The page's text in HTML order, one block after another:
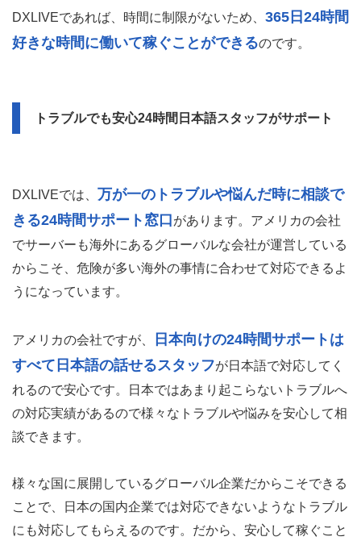
DXLIVEであれば、時間に制限がないため、 365日24時間
好きな時間に働いて稼ぐことができるのです。
トラブルでも安心24時間日本語スタッフがサポート
DXLIVEでは、 万が一のトラブルや悩んだ時に相談で
きる24時間サポート窓口があります。アメリカの会社
でサーバーも海外にあるグローバルな会社が運営している
からこそ、危険が多い海外の事情に合わせて対応できるよ
うになっています。
アメリカの会社ですが、
日本向けの24時間サポートは
すべて日本語の話せるスタッフが日本語で対応してく
れるので安心です。日本ではあまり起こらないトラブルへ
の対応実績があるので様々なトラブルや悩みを安心して相
談できます。
様々な国に展開しているグローバル企業だからこそできる
ことで、日本の国内企業では対応できないようなトラブル
にも対応してもらえるのです。だから、安心して稼ぐこと